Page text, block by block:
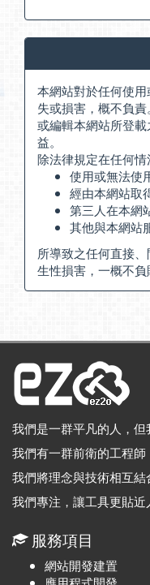
本網站對於任何使
失或損害，概不負
或編輯本網站所登
益。
除法律規定在任何情
使用或無法使
經由本網站取
第三人在本網
其他與本網站
所導致之任何直接
生性損害，一概不負
我們是一群平凡的人，但
我們有一群前衛的工程師
我們將理念與技術相互結
我們專注，讓工具更貼近
服務項目
網站開發建置